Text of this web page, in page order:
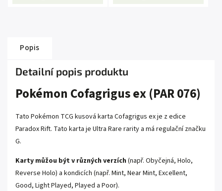
Popis
Detailní popis produktu
Pokémon Cofagrigus ex (PAR 076)
Tato Pokémon TCG kusová karta Cofagrigus ex je z edice
Paradox Rift. Tato karta je Ultra Rare rarity a má regulační značku
G.
Karty můžou být v různých verzích (např. Obyčejná, Holo,
Reverse Holo) a kondicích (např. Mint, Near Mint, Excellent,
Good, Light Played, Played a Poor).